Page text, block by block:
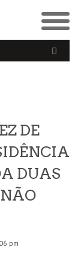
DE
DUAS
pm